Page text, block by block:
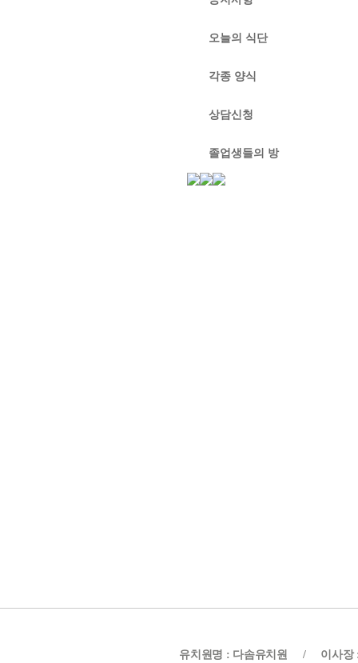
오늘의 식단
각종 양식
상담신청
졸업생들의 방
유치원명 : 다솜유치원 /
이사장